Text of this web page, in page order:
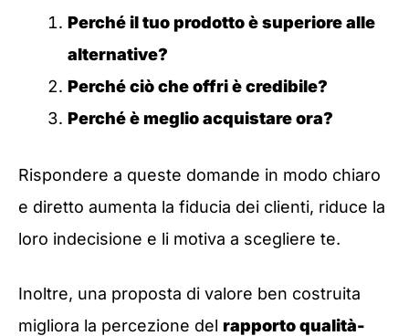
Perché il tuo prodotto è superiore alle
alternative?
Perché ciò che offri è credibile?
Perché è meglio acquistare ora?
Rispondere a queste domande in modo chiaro
e diretto aumenta la fiducia dei clienti, riduce la
loro indecisione e li motiva a scegliere te.
Inoltre, una proposta di valore ben costruita
migliora la percezione del rapporto qualità-